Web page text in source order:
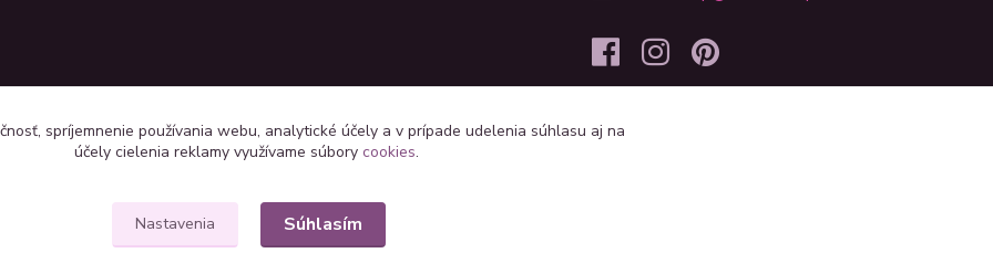
spríjemnenie používania webu, analytické účely a v prípade udelenia súhlasu aj na
účely cielenia reklamy využívame súbory cookies.
Nastavenia Súhlasím